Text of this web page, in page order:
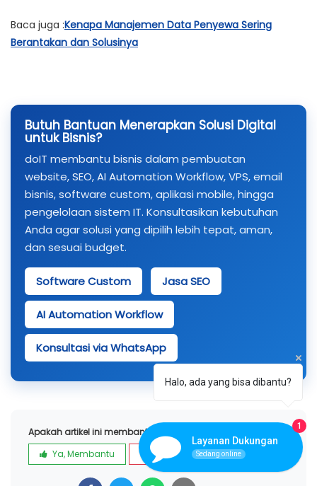
Halo, ada yang bisa dibantu?
Layanan Dukungan
Sedang online
1
Baca juga :Kenapa Manajemen Data Penyewa Sering
Berantakan dan Solusinya
Butuh Bantuan Menerapkan Solusi Digital
untuk Bisnis?
doIT membantu bisnis dalam pembuatan
website, SEO, AI Automation Workflow, VPS, email
bisnis, software custom, aplikasi mobile, hingga
pengelolaan sistem IT. Konsultasikan kebutuhan
Anda agar solusi yang dipilih lebih tepat, aman,
dan sesuai budget.
Software Custom Jasa SEO
AI Automation Workflow
Konsultasi via WhatsApp
Apakah artikel ini membantu?
Ya, Membantu
Kurang